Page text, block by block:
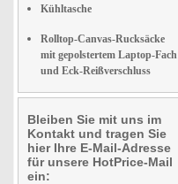
Kühltasche
Rolltop-Canvas-Rucksäcke
mit gepolstertem Laptop-Fach
und Eck-Reißverschluss
Bleiben Sie mit uns im
Kontakt und tragen Sie
hier Ihre E-Mail-Adresse
für unsere HotPrice-Mail
ein: